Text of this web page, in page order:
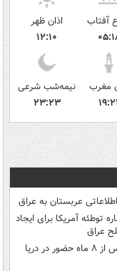
آفتاب
اذان ظهر
۱۲:۱۰
مغرب
نیمه‌شب شرعی
۲۳:۲۳
عربستان به عراق
توطئه آمریکا برای ایجاد
عراق
خدمه ناو لینکلن: پس از ۸ ماه حضور در دریا